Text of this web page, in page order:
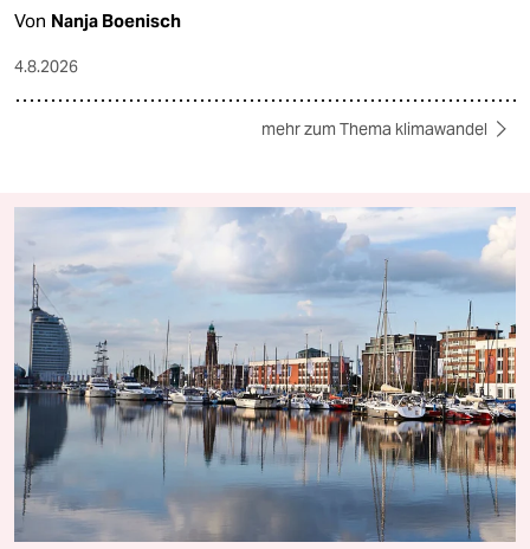
Von Nanja Boenisch
4.8.2026
mehr zum Thema klimawandel